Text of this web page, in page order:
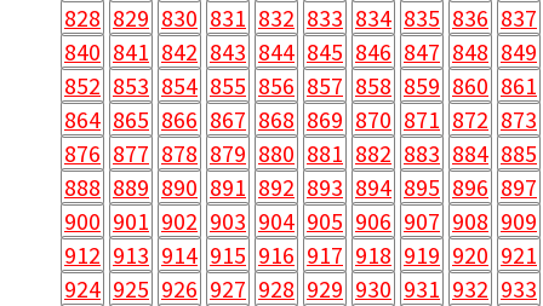
828 829 830 831 832 833 834 835 836 837
840 841 842 843 844 845 846 847 848 849
852 853 854 855 856 857 858 859 860 861
864 865 866 867 868 869 870 871 872 873
876 877 878 879 880 881 882 883 884 885
888 889 890 891 892 893 894 895 896 897
900 901 902 903 904 905 906 907 908 909
912 913 914 915 916 917 918 919 920 921
924 925 926 927 928 929 930 931 932 933